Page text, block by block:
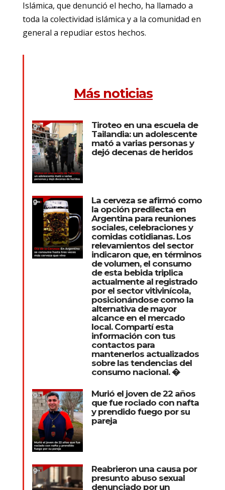
Islámica, que denunció el hecho, ha llamado a
toda la colectividad islámica y a la comunidad en
general a repudiar estos hechos.
Más noticias
Tiroteo en una escuela de
Tailandia: un adolescente
mató a varias personas y
dejó decenas de heridos
La cerveza se afirmó como
la opción predilecta en
Argentina para reuniones
sociales, celebraciones y
comidas cotidianas. Los
relevamientos del sector
indicaron que, en términos
de volumen, el consumo
de esta bebida triplica
actualmente al registrado
por el sector vitivinícola,
posicionándose como la
alternativa de mayor
alcance en el mercado
local. Compartí esta
información con tus
contactos para
mantenerlos actualizados
sobre las tendencias del
consumo nacional. �
Murió el joven de 22 años
que fue rociado con nafta
y prendido fuego por su
pareja
Reabrieron una causa por
presunto abuso sexual
denunciado por un